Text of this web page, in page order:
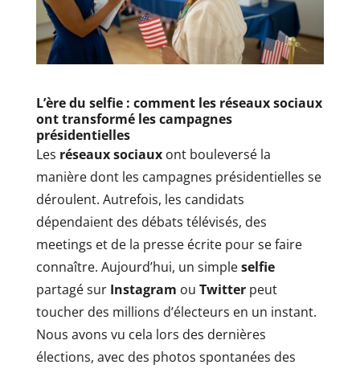
L’ère du selfie : comment les réseaux sociaux
ont transformé les campagnes
présidentielles
Les réseaux sociauxont bouleversé la
manière dont les campagnes présidentielles se
déroulent. Autrefois, les candidats
dépendaient des débats télévisés, des
meetings et de la presse écrite pour se faire
connaître. Aujourd’hui, un simpleselfie
partagé sur Instagram ou Twitterpeut
toucher des millions d’électeurs en un instant.
Nous avons vu cela lors des dernières
élections, avec des photos spontanées des